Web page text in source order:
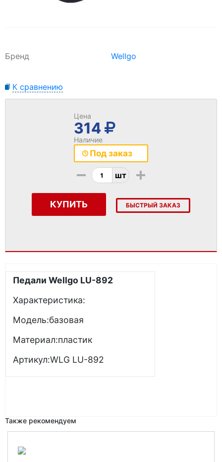
Бренд Wellgo
К сравнению
Цена
314
Наличие
Под заказ
- шт +
КУПИТЬ БЫСТРЫЙ ЗАКАЗ
Педали Wellgo LU-892
Характеристика:
Модель:базовая
Материал:пластик
Артикул:WLG LU-892
Также рекомендуем